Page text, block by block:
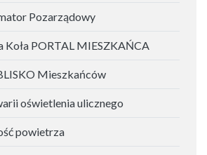
Pozarządowy
Koła PORTAL MIESZKAŃCA
Mieszkańców
oświetlenia ulicznego
powietrza